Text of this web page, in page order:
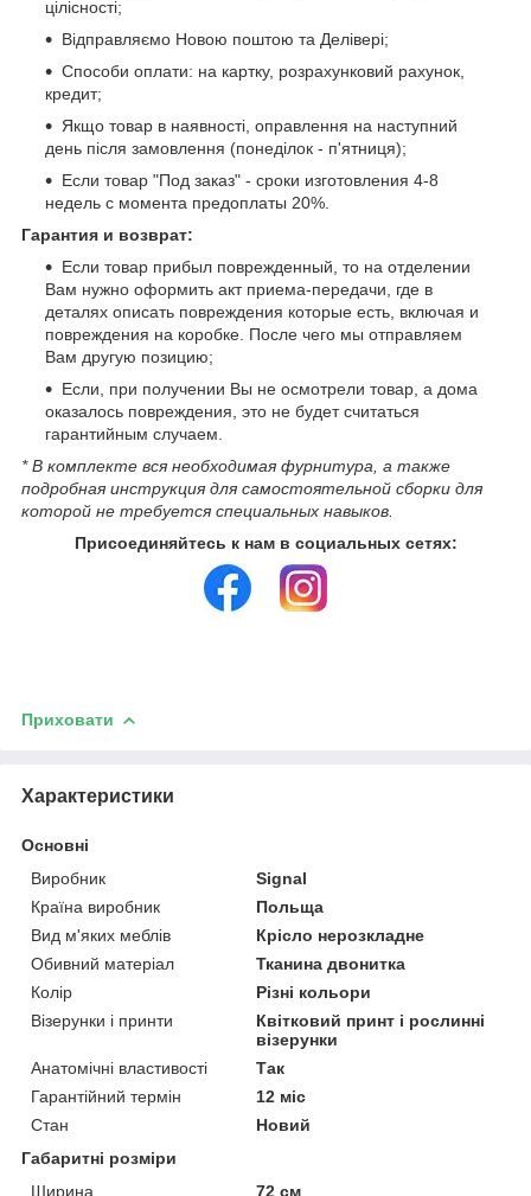
цілісності;
Відправляємо Новою поштою та Делівері;
Способи оплати: на картку, розрахунковий рахунок,
кредит;
Якщо товар в наявності, оправлення на наступний
день після замовлення (понеділок - п'ятниця);
Если товар "Под заказ" - сроки изготовления 4-8
недель с момента предоплаты 20%.
Гарантия и возврат:
Если товар прибыл поврежденный, то на отделении
Вам нужно оформить акт приема-передачи, где в
деталях описать повреждения которые есть, включая и
повреждения на коробке. После чего мы отправляем
Вам другую позицию;
Если, при получении Вы не осмотрели товар, а дома
оказалось повреждения, это не будет считаться
гарантийным случаем.
* В комплекте вся необходимая фурнитура, а также
подробная инструкция для самостоятельной сборки для
которой не требуется специальных навыков.
Присоединяйтесь к нам в социальных сетях:
Приховати
Характеристики
Основні
Виробник
Signal
Країна виробник
Польща
Вид м'яких меблів
Крісло нерозкладне
Обивний матеріал
Тканина двонитка
Колір
Різні кольори
Візерунки і принти
Квітковий принт і рослинні
візерунки
Анатомічні властивості
Так
Гарантійний термін
12 міс
Стан
Новий
Габаритні розміри
Ширина
72 см